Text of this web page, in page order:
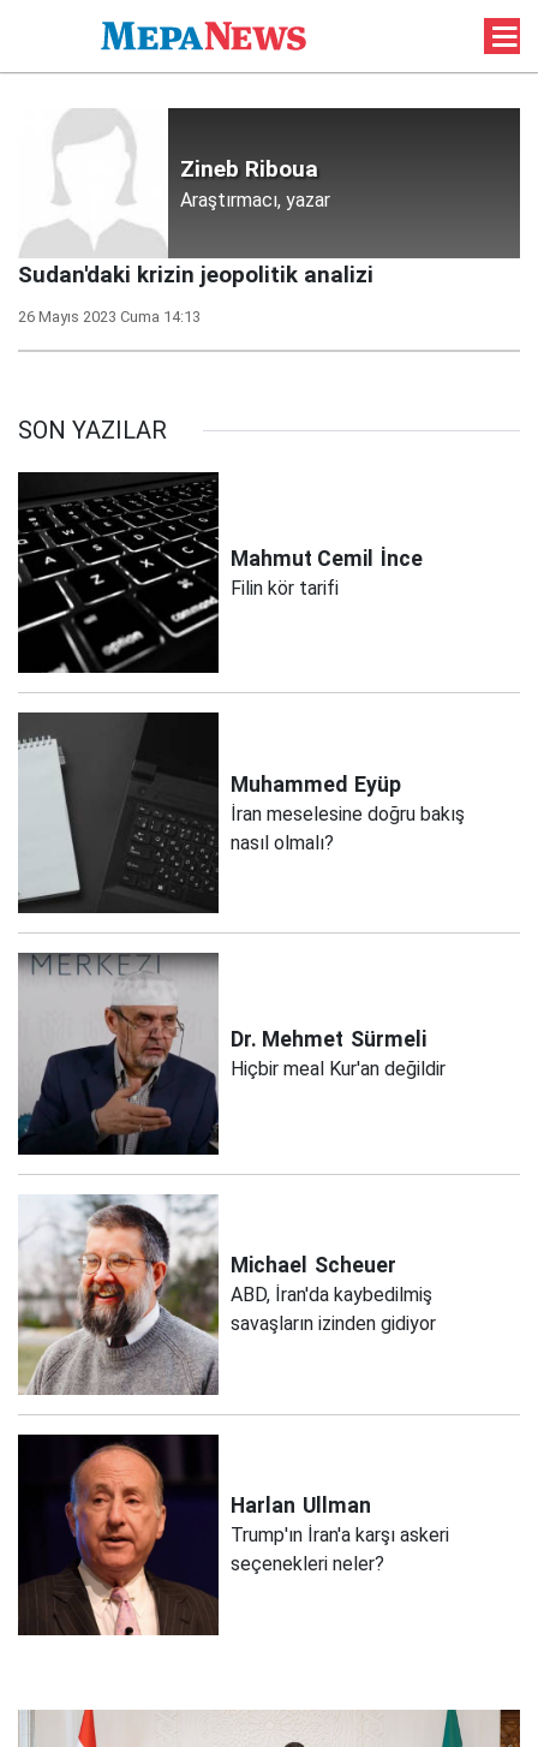
Zineb Riboua
Araştırmacı, yazar
Sudan'daki krizin jeopolitik analizi
26 Mayıs 2023 Cuma 14:13
SON YAZILAR
Mahmut Cemil İnce
Filin kör tarifi
Muhammed Eyüp
İran meselesine doğru bakış
nasıl olmalı?
Dr. Mehmet Sürmeli
Hiçbir meal Kur'an değildir
Michael Scheuer
ABD, İran'da kaybedilmiş
savaşların izinden gidiyor
Harlan Ullman
Trump'ın İran'a karşı askeri
seçenekleri neler?